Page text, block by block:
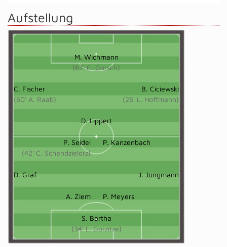
Aufstellung
M. Wichmann
(67' C. Görsch)
C. Fischer
(60' A. Raab)
B. Ciciewski
(26' L. Hoffmann)
D. Lippert
P. Seidel
(42' C. Schendzielorz)
P. Kanzenbach
D. Graf J. Jungmann
A. Ziem P. Meyers
S. Bartha
(34' L. Gorzitze)